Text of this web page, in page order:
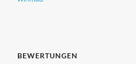
BEWERTUNGEN